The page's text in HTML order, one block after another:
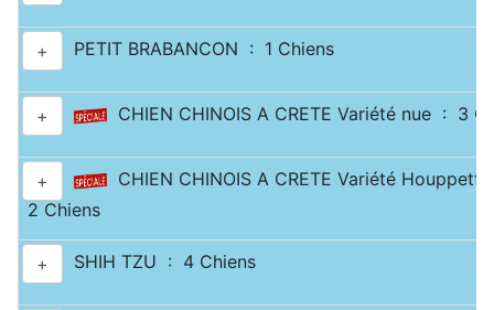
+ PETIT BRABANCON : 1 Chiens
+ CHIEN CHINOIS A CRETE Variété nue : 3
+
CHIEN CHINOIS A CRETE Variété
2 Chiens
+ SHIH TZU : 4 Chiens